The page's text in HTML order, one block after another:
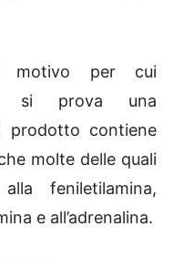
motivo per cui
si prova una
prodotto contiene
molte delle quali
feniletilamina,
e all’adrenalina.